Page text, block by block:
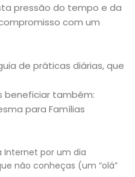
pressão do tempo e da
com um
de práticas diárias, que
beneficiar também:
para Famílias
Internet por um dia
não conheças (um “olá”